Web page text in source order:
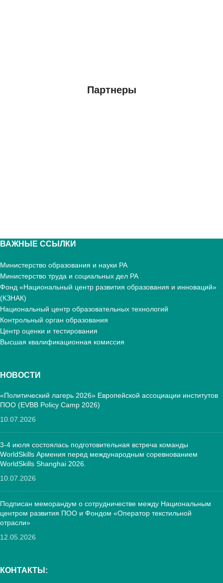
Партнеры
ВАЖНЫЕ ССЫЛКИ
Министерство образования и науки РА
Министерство труда и социальных дел РА
Фонд «Национальный центр развития образования и инноваций»
(КЗНАК)
Национальный центр образовательных технологий
Контрольный орган образования
Центр оценки и тестирования
Высшая квалификационная комиссия
НОВОСТИ
«Политический лагерь 2026» Европейской ассоциации институтов
ПОО (EVBB Policy Camp 2026)
10.07.2026
3-4 июля состоялась подготовительная встреча команды
WorldSkills Армения перед международным соревнованием
WorldSkills Shanghai 2026.
10.07.2026
Подписан меморандум о сотрудничестве между Национальным
центром развития ПОО и Фондом «Оператор текстильной
отрасли»
12.05.2026
КОНТАКТЫ: